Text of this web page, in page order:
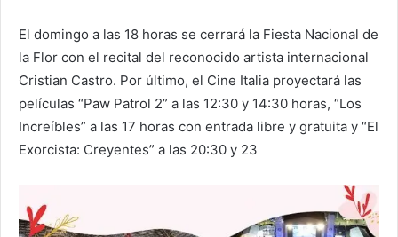
El domingo a las 18 horas se cerrará la Fiesta Nacional de
la Flor con el recital del reconocido artista internacional
Cristian Castro. Por último, el Cine Italia proyectará las
películas “Paw Patrol 2” a las 12:30 y 14:30 horas, “Los
Increíbles” a las 17 horas con entrada libre y gratuita y “El
Exorcista: Creyentes” a las 20:30 y 23